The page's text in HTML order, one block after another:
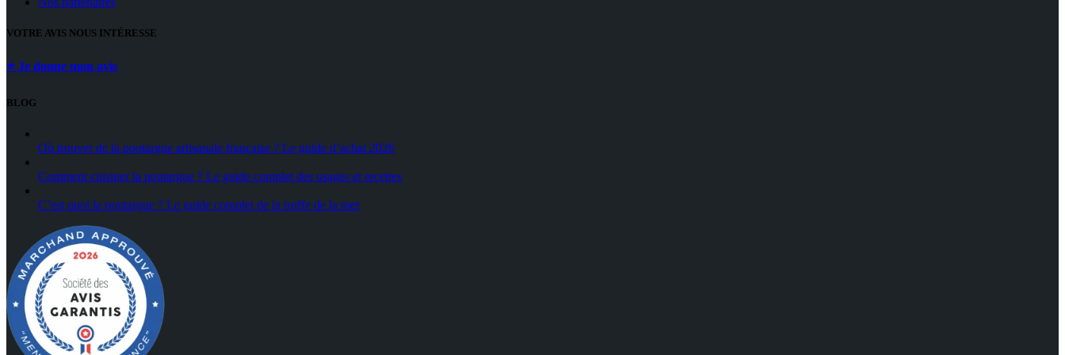
VOTRE AVIS NOUS INTÉRESSE
⭐ Je donne mon avis
BLOG
Où trouver de la poutargue artisanale française ? Le guide d’achat 2026
Comment cuisiner la poutargue ? Le guide complet des usages et recettes
C’est quoi la poutargue ? Le guide complet de la truffe de la mer